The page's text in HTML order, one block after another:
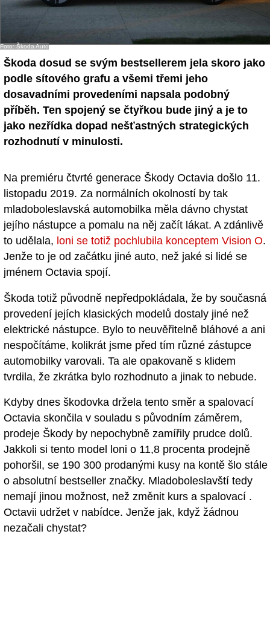
Foto: Škoda Auto
Škoda dosud se svým bestsellerem jela skoro jako
podle sítového grafu a všemi třemi jeho
dosavadními provedeními napsala podobný
příběh. Ten spojený se čtyřkou bude jiný a je to
jako nezřídka dopad nešťastných strategických
rozhodnutí v minulosti.
Na premiéru čtvrté generace Škody Octavia došlo 11.
listopadu 2019. Za normálních okolností by tak
mladoboleslavská automobilka měla dávno chystat
jejího nástupce a pomalu na něj začít lákat. A zdánlivě
to udělala, loni se totiž pochlubila konceptem Vision O.
Jenže to je od začátku jiné auto, než jaké si lidé se
jménem Octavia spojí.
Škoda totiž původně nepředpokládala, že by současná
provedení jejích klasických modelů dostaly jiné než
elektrické nástupce. Bylo to neuvěřitelně bláhové a ani
nespočítáme, kolikrát jsme před tím různé zástupce
automobilky varovali. Ta ale opakovaně s klidem
tvrdila, že zkrátka bylo rozhodnuto a jinak to nebude.
Kdyby dnes škodovka držela tento směr a spalovací
Octavia skončila v souladu s původním záměrem,
prodeje Škody by nepochybně zamířily prudce dolů.
Jakkoli si tento model loni o 11,8 procenta prodejně
pohoršil, se 190 300 prodanými kusy na kontě šlo stále
o absolutní bestseller značky. Mladoboleslavští tedy
nemají jinou možnost, než změnit kurs a spalovací .
Octavii udržet v nabídce. Jenže jak, když žádnou
nezačali chystat?